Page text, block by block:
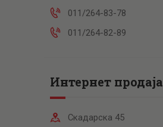
011/264-83-78
011/264-82-89
Интернет продаја
Скадарска 45